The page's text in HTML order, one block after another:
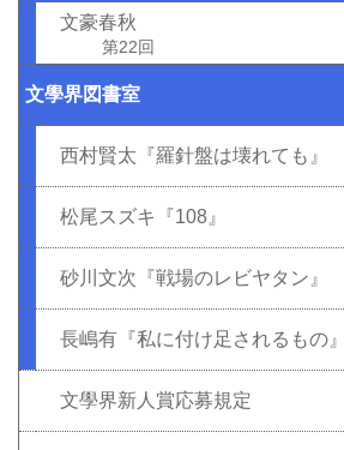
文豪春秋
第22回
文學界図書室
西村賢太『羅針盤は壊れても』
松尾スズキ『108』
砂川文次『戦場のレビヤタン』
長嶋有『私に付け足されるもの』
文學界新人賞応募規定